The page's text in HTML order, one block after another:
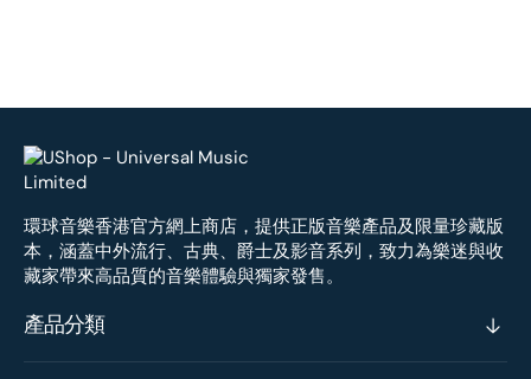
環球音樂香港官方網上商店，提供正版音樂產品及限量珍藏版
本，涵蓋中外流行、古典、爵士及影音系列，致力為樂迷與收
藏家帶來高品質的音樂體驗與獨家發售。
產品分類